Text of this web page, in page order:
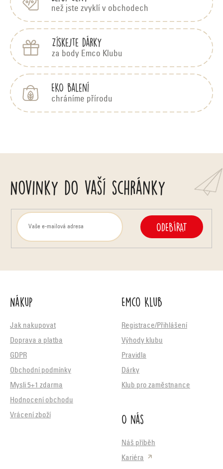
p
r
v
k
v
ý
i
u
o
v
á
n
než jste zvyklí v obchodech
Získejte dárky
za body Emco Klubu
EKO balení
chráníme přírodu
Novinky do vaší schránky
ODEBÍRAT
Nákup
Jak nakupovat
Doprava a platba
GDPR
Obchodní podmínky
Mysli 5+1 zdarma
Hodnocení obchodu
Vrácení zboží
Emco Klub
Registrace/Přihlášení
Výhody klubu
Pravidla
Dárky
Klub pro zaměstnance
O nás
Náš příběh
Kariéra